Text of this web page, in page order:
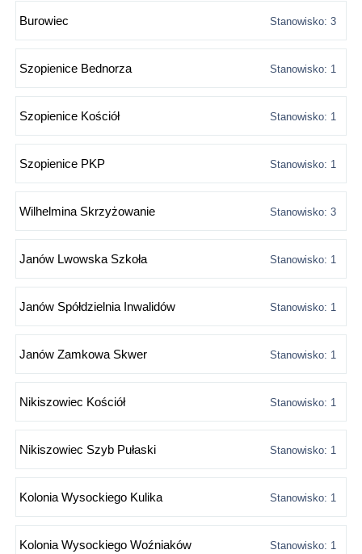
Burowiec Stanowisko: 3
Szopienice Bednorza Stanowisko: 1
Szopienice Kościół Stanowisko: 1
Szopienice PKP Stanowisko: 1
Wilhelmina Skrzyżowanie Stanowisko: 3
Janów Lwowska Szkoła Stanowisko: 1
Janów Spółdzielnia Inwalidów Stanowisko: 1
Janów Zamkowa Skwer Stanowisko: 1
Nikiszowiec Kościół Stanowisko: 1
Nikiszowiec Szyb Pułaski Stanowisko: 1
Kolonia Wysockiego Kulika Stanowisko: 1
Kolonia Wysockiego Woźniaków Stanowisko: 1